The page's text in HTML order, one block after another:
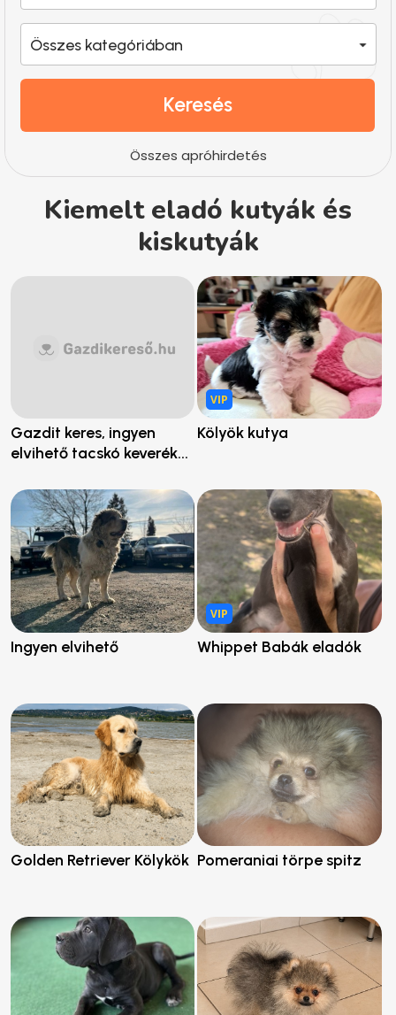
Összes kategóriában
Keresés
Összes apróhirdetés
Kiemelt eladó kutyák és
kiskutyák
Gazdit keres, ingyen
elvihető tacskó keverék...
VIP
Kölyök kutya
Ingyen elvihető
VIP
Whippet Babák eladók
Golden Retriever Kölykök Pomeraniai törpe spitz